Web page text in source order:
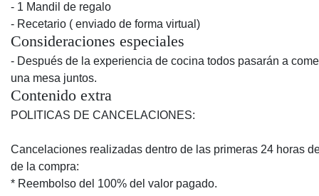
- 1 Mandil de regalo
- Recetario ( enviado de forma virtual)
Consideraciones especiales
- Después de la experiencia de cocina todos pasarán a
una mesa juntos.
Contenido extra
POLITICAS DE CANCELACIONES:
Cancelaciones realizadas dentro de las primeras 24 horas
de la compra:
* Reembolso del 100% del valor pagado.